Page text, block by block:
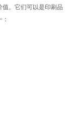
值。它们可以是印刷品